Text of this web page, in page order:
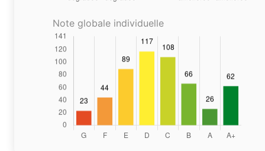
Note globale individuelle